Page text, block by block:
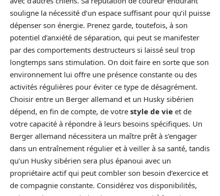
souligne la nécessité d’un espace suffisant pour qu’il puisse
dépenser son énergie. Prenez garde, toutefois, à son
potentiel d’anxiété de séparation, qui peut se manifester
par des comportements destructeurs si laissé seul trop
longtemps sans stimulation. On doit faire en sorte que son
environnement lui offre une présence constante ou des
activités régulières pour éviter ce type de désagrément.
Choisir entre un Berger allemand et un Husky sibérien
dépend, en fin de compte, de votre style de vie et de
votre capacité à répondre à leurs besoins spécifiques. Un
Berger allemand nécessitera un maître prêt à s’engager
dans un entraînement régulier et à veiller à sa santé, tandis
qu’un Husky sibérien sera plus épanoui avec un
propriétaire actif qui peut combler son besoin d’exercice et
de compagnie constante. Considérez vos disponibilités,